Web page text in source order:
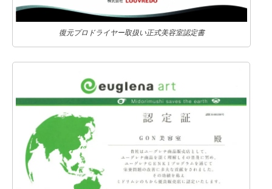
復元プロドライヤー取扱い正式美容室認定書